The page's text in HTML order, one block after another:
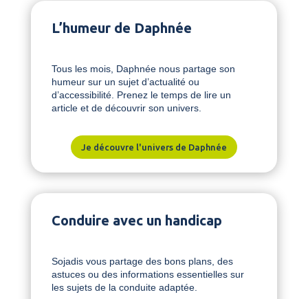
L’humeur de Daphnée
Tous les mois, Daphnée nous partage son
humeur sur un sujet d’actualité ou
d’accessibilité. Prenez le temps de lire un
article et de découvrir son univers.
Je découvre l'univers de Daphnée
Conduire avec un handicap
Sojadis vous partage des bons plans, des
astuces ou des informations essentielles sur
les sujets de la conduite adaptée.